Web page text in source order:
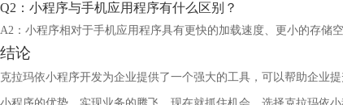
Q2：小程序与手机应用程序有什么区别？
A2：小程序相对于手机应用程序具有更快的加载速度、更小的存
结论
克拉玛依小程序开发为企业提供了一个强大的工具，可以帮助企业